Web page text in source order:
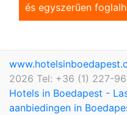
és egyszerũen
2026 Tel: +36 (1) 227-
Hotels in Boedapest -
aanbiedingen in